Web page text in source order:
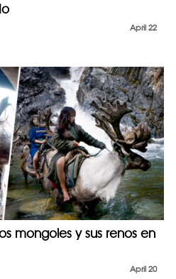
April 22
mongoles y sus renos en
April 20